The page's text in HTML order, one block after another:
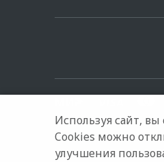
© 2026 Петровский
Используя сайт, вы
Cookies можно
улучшения